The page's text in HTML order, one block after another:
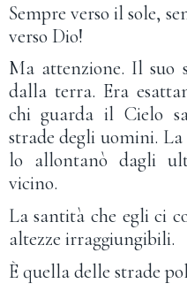
Sempre verso il sole,
verso Dio!
Ma attenzione. Il suo
dalla terra. Era
chi guarda il Cielo
strade degli uomini.
lo allontanò dagli
vicino.
La santità che egli ci
altezze irraggiungibili.
È quella delle strade